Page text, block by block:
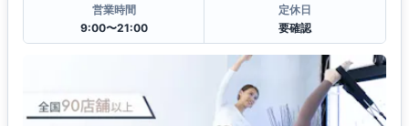
営業時間
9:00〜21:00
定休日
要確認